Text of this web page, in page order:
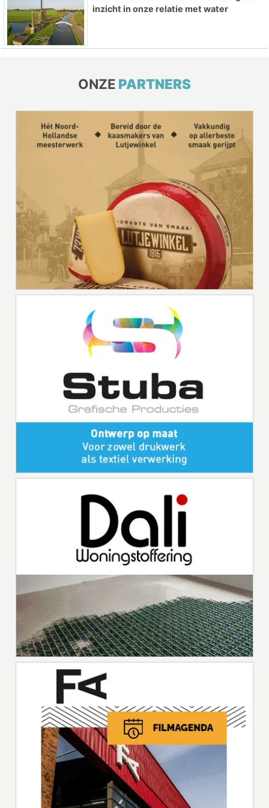
inzicht in onze relatie met water
ONZE PARTNERS